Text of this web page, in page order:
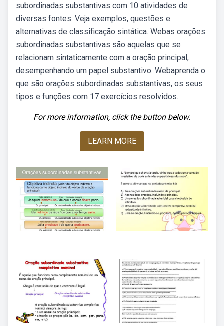
subordinadas substantivas com 10 atividades de
diversas fontes. Veja exemplos, questões e
alternativas de classificação sintática. Webas orações
subordinadas substantivas são aquelas que se
relacionam sintaticamente com a oração principal,
desempenhando um papel substantivo. Webaprenda o
que são orações subordinadas substantivas, os seus
tipos e funções com 17 exercícios resolvidos.
For more information, click the button below.
LEARN MORE